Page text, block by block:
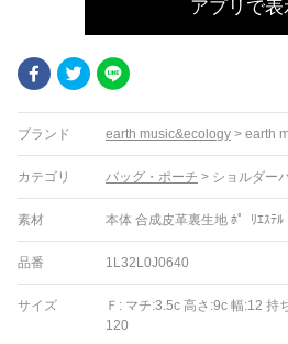
アプリで表
FacebookTwitter
ブランド earth music&ecology > earth
カテゴリ バッグ・ポーチ > ショルダー
素材 本体 合成皮革裏生地 ﾎ゜ﾘｴｽﾃﾙ
品番 1L32L0J0640
サイズ
Ｆ: マチ:3.5c 高さ:9c 幅:12 持
120